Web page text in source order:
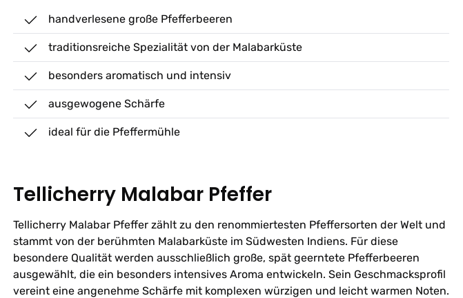
handverlesene große Pfefferbeeren
traditionsreiche Spezialität von der Malabarküste
besonders aromatisch und intensiv
ausgewogene Schärfe
ideal für die Pfeffermühle
Tellicherry Malabar Pfeffer
Tellicherry Malabar Pfeffer zählt zu den renommiertesten Pfeffersorten der Welt und
stammt von der berühmten Malabarküste im Südwesten Indiens. Für diese
besondere Qualität werden ausschließlich große, spät geerntete Pfefferbeeren
ausgewählt, die ein besonders intensives Aroma entwickeln. Sein Geschmacksprofil
vereint eine angenehme Schärfe mit komplexen würzigen und leicht warmen Noten.